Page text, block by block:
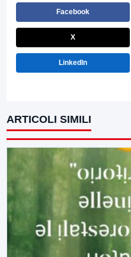
Facebook
X
LinkedIn
ARTICOLI SIMILI